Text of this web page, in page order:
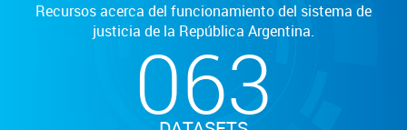
Recursos acerca del funcionamiento del sistema de
justicia de la República Argentina.
063